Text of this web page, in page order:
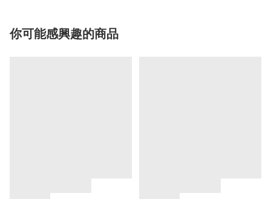
你可能感興趣的商品